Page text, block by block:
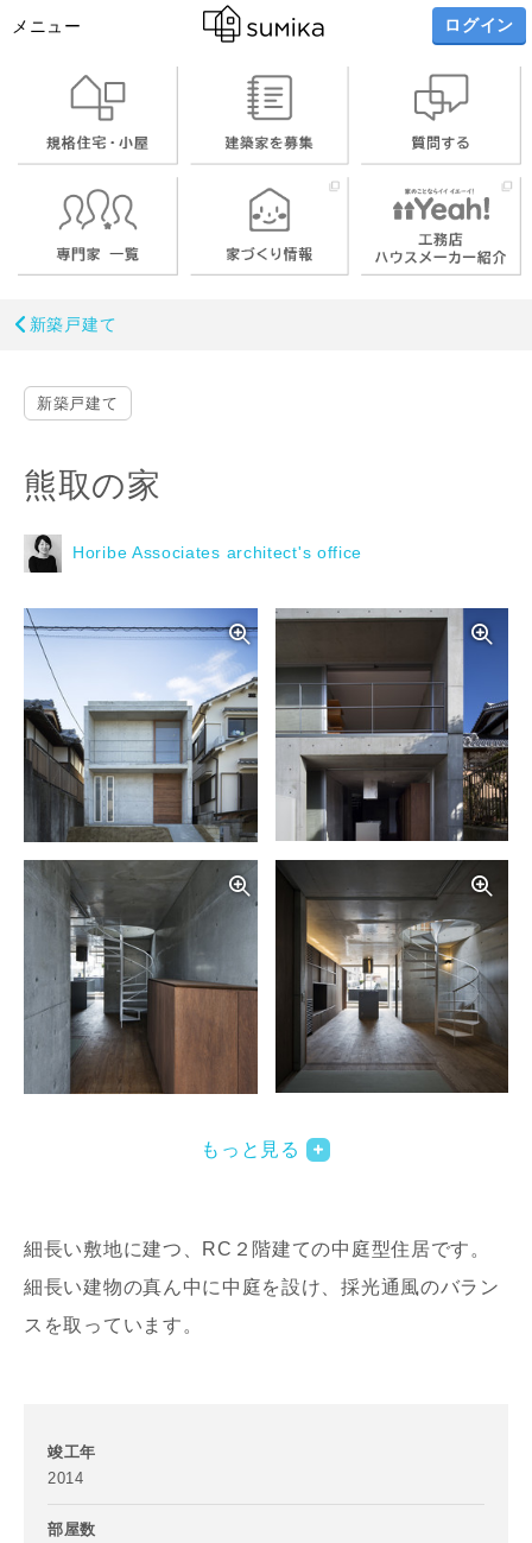
メニュー ログイン
新築戸建て
新築戸建て
熊取の家
Horibe Associates architect's office
写真を拡大する
写真を拡大する
もっと見る
細長い敷地に建つ、RC２階建ての中庭型住居です。
細長い建物の真ん中に中庭を設け、採光通風のバラン
スを取っています。
竣工年
2014
部屋数